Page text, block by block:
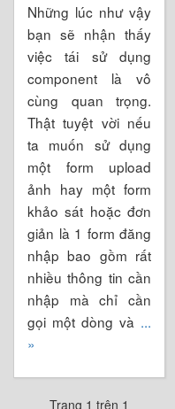
Những lúc như vậy
bạn sẽ nhận thấy
việc tái sử dụng
component là vô
cùng quan trọng.
Thật tuyệt vời nếu
ta muốn sử dụng
một form upload
ảnh hay một form
khảo sát hoặc đơn
giản là 1 form đăng
nhập bao gồm rất
nhiều thông tin cần
nhập mà chỉ cần
gọi một dòng và ...
»
Trang 1 trên 1